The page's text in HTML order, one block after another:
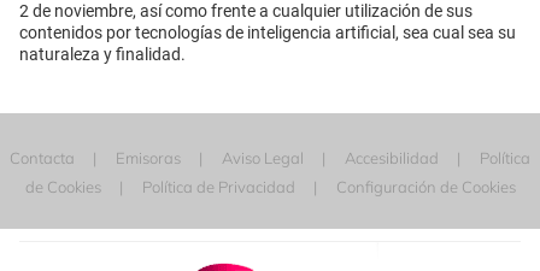
2 de noviembre, así como frente a cualquier utilización de sus
contenidos por tecnologías de inteligencia artificial, sea cual sea su
naturaleza y finalidad.
Contacta Emisoras Aviso Legal Accesibilidad
Política
de Cookies
Política de Privacidad Configuración de Cookies